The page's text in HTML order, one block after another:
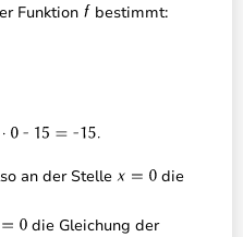
Funktion bestimmt:
an der Stelle
die
die Gleichung der